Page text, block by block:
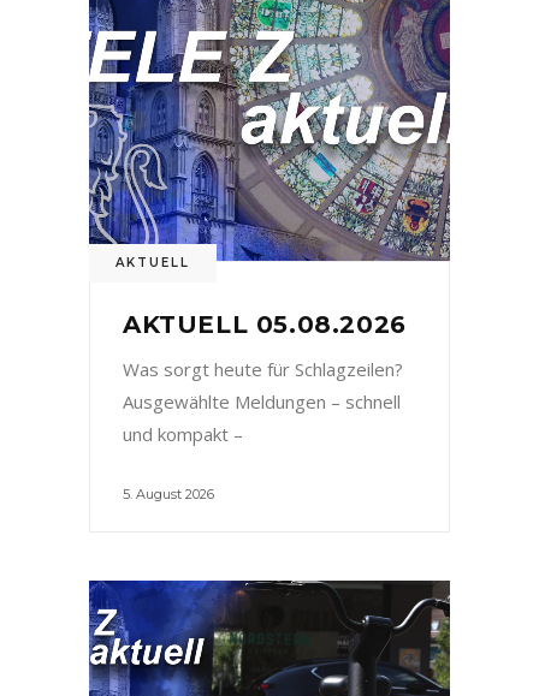
AKTUELL
AKTUELL 05.08.2026
Was sorgt heute für Schlagzeilen?
Ausgewählte Meldungen – schnell
und kompakt –
5. August 2026